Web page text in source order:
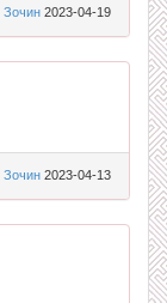
Зочин 2023-04-19
Зочин 2023-04-13